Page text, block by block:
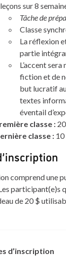
sur 8
Tâche de
Classe
La réflexion
partie
L’accent
fiction et de
but lucratif
textes
éventail
classe :
classe :10
comprend une
participant(e)s
de 20 $
d’inscription